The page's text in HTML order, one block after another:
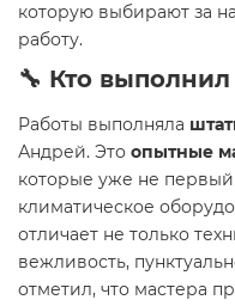
которую выбирают за
работу.
🔧 Кто
Работы выполняла
Андрей. Это опытные
которые уже не первый
климатическое
отличает не только
вежливость,
отметил, что мастера